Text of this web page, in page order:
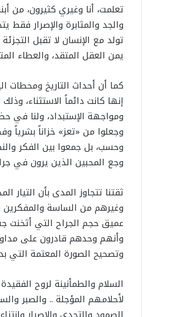
تعلمت، أنا وغيري كثيرون، من
والجد والمثابرة والإصرار فقط
تولد مع الإنسان لا تقبل
يمن العقل المتقد، والعطاء
كما أن أحداث التاريخ ومحطات
إنها كانت دائماً الاستثناء،
وجعلوا من «تعز» خزاناً بشرياً
وحسب، بل جمعوا بين الفكر
وجع المحبين الذين يرون في
ثقتنا تتجاوز المدى بأن
وغيرهم من الساسة والمفكرين
عميق حجم الجراح التي أثخنت
وأنهم وحدهم قادرون على
وتصحيح الصورة المعتمة
السلام والطمأنينة لروح
لأحلامهم المؤجلة .. والصبر